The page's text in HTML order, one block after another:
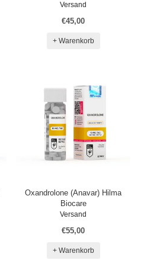
Versand
€45,00
+ Warenkorb
Oxandrolone (Anavar) Hilma
Biocare
Versand
€55,00
+ Warenkorb